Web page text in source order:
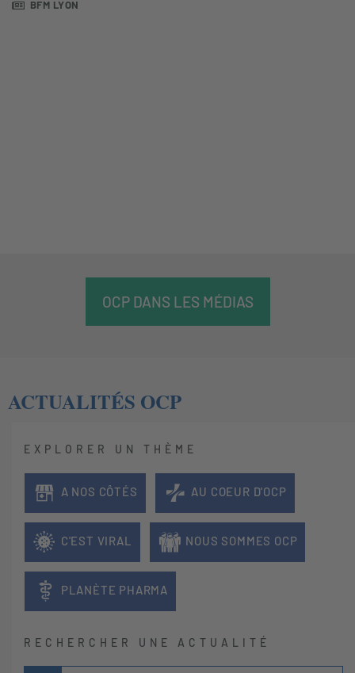
BFM LYON
OCP DANS LES MÉDIAS
ACTUALITÉS OCP
EXPLORER UN THÈME
A NOS CÔTÉS AU COEUR D'OCP
C'EST VIRAL NOUS SOMMES OCP
PLANÈTE PHARMA
RECHERCHER UNE ACTUALITÉ